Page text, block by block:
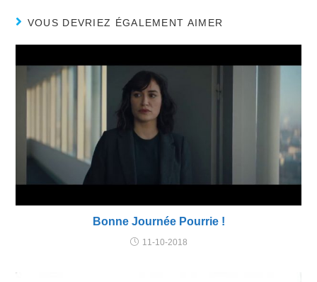
VOUS DEVRIEZ ÉGALEMENT AIMER
Bonne Journée Pourrie !
11-10-2018